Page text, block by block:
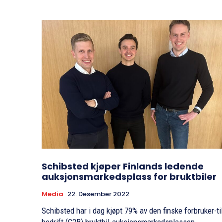
Schibsted kjøper Finlands ledende
auksjonsmarkedsplass for bruktbiler
Media 22. Desember 2022
Schibsted har i dag kjøpt 79% av den finske forbruker-